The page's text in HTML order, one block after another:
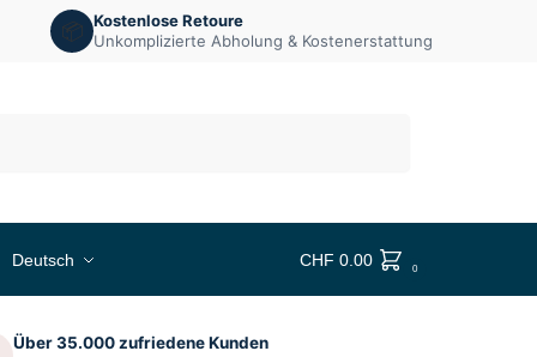
📦 Kostenlose Retoure
Unkomplizierte Abholung & Kostenerstattung
Deutsch CHF 0.00 0
Über 35.000 zufriedene Kunden